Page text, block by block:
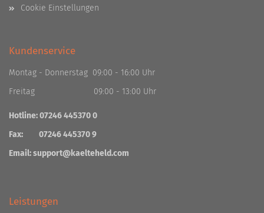
Cookie Einstellungen
Kundenservice
Montag - Donnerstag 09:00 - 16:00 Uhr
Freitag 09:00 - 13:00 Uhr
Hotline: 07246 445370 0
Fax: 07246 445370 9
Email:support@kaelteheld.com
Leistungen